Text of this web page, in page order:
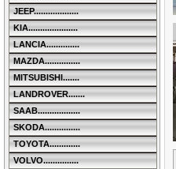
JEEP...................
KIA.....................
LANCIA..............
MAZDA...............
MITSUBISHI.......
LANDROVER.......
SAAB..................
SKODA...............
TOYOTA.............
VOLVO...............